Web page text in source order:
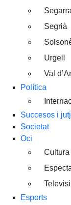
Segarra
Segrià
Urgell
Val
Política
Succesos i
Societat
Oci
Cultura
Esports